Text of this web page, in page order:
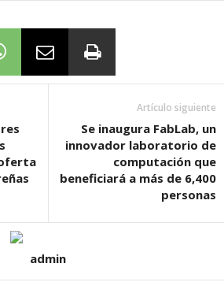
Artículo siguiente
Se inaugura FabLab, un
innovador laboratorio de
computación que
beneficiará a más de 6,400
personas
admin